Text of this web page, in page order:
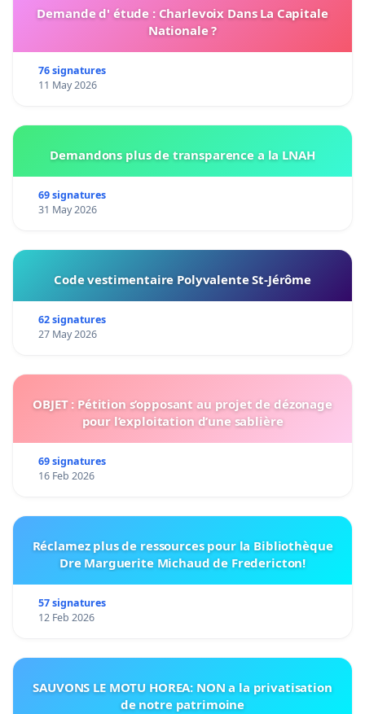
Demande d' étude : Charlevoix Dans La Capitale
Nationale ?
76 signatures
11 May 2026
Demandons plus de transparence a la LNAH
69 signatures
31 May 2026
Code vestimentaire Polyvalente St-Jérôme
62 signatures
27 May 2026
OBJET : Pétition s’opposant au projet de dézonage
pour l’exploitation d’une sablière
69 signatures
16 Feb 2026
Réclamez plus de ressources pour la Bibliothèque
Dre Marguerite Michaud de Fredericton!
57 signatures
12 Feb 2026
SAUVONS LE MOTU HOREA: NON a la privatisation
de notre patrimoine